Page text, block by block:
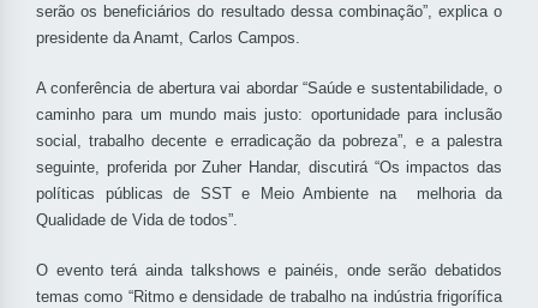
serão os beneficiários do resultado dessa combinação”, explica o
presidente da Anamt, Carlos Campos.
A conferência de abertura vai abordar “Saúde e sustentabilidade, o
caminho para um mundo mais justo: oportunidade para inclusão
social, trabalho decente e erradicação da pobreza”, e a palestra
seguinte, proferida por Zuher Handar, discutirá “Os impactos das
políticas públicas de SST e Meio Ambiente na melhoria da
Qualidade de Vida de todos”.
O evento terá ainda talkshows e painéis, onde serão debatidos
temas como “Ritmo e densidade de trabalho na indústria frigorífica